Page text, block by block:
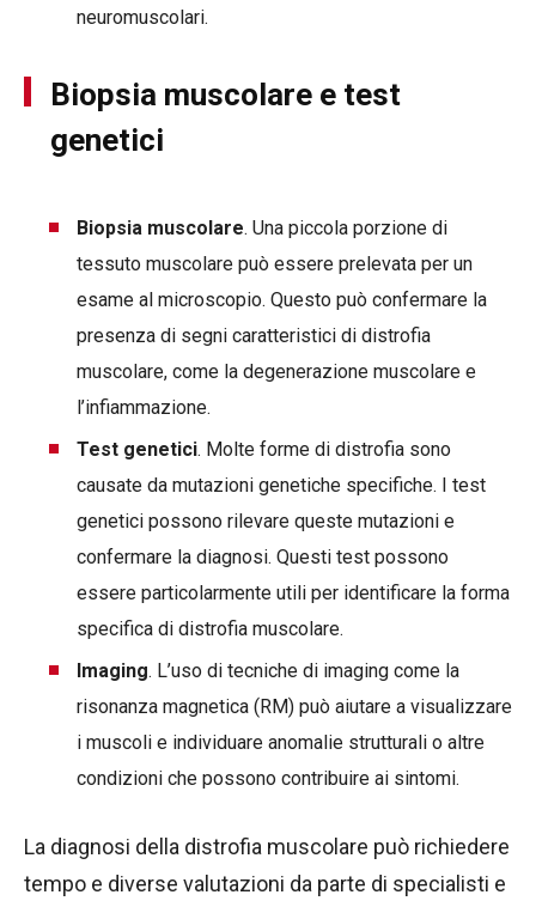
neuromuscolari.
Biopsia muscolare e test
genetici
Biopsia muscolare. Una piccola porzione di
tessuto muscolare può essere prelevata per un
esame al microscopio. Questo può confermare la
presenza di segni caratteristici di distrofia
muscolare, come la degenerazione muscolare e
l’infiammazione.
Test genetici. Molte forme di distrofia sono
causate da mutazioni genetiche specifiche. I test
genetici possono rilevare queste mutazioni e
confermare la diagnosi. Questi test possono
essere particolarmente utili per identificare la forma
specifica di distrofia muscolare.
Imaging. L’uso di tecniche di imaging come la
risonanza magnetica (RM) può aiutare a visualizzare
i muscoli e individuare anomalie strutturali o altre
condizioni che possono contribuire ai sintomi.
La diagnosi della distrofia muscolare può richiedere
tempo e diverse valutazioni da parte di specialisti e